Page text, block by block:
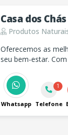
Casa dos Chás
Produtos
Oferecemos as
seu bem-estar.
Whatsapp
1
Telefone